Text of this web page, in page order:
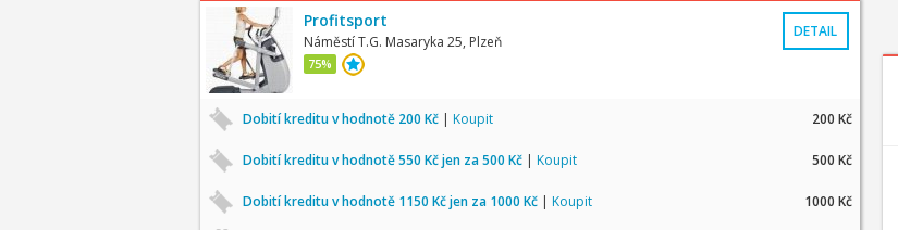
Profitsport
Náměstí T.G. Masaryka 25, Plzeň
75%
DETAIL
Dobití kreditu v hodnotě 200 Kč | Koupit 200 Kč
Dobití kreditu v hodnotě 550 Kč jen za 500 Kč | Koupit 500 Kč
Dobití kreditu v hodnotě 1150 Kč jen za 1000 Kč | Koupit 1000 Kč